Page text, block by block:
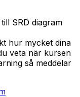
SRD diagram
hur mycket dina
veta när kursen
så meddelar